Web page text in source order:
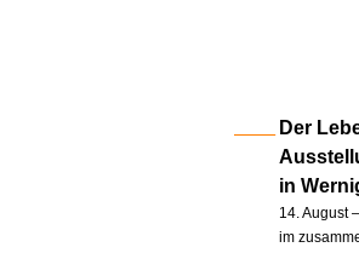
Der
in
14. August
im